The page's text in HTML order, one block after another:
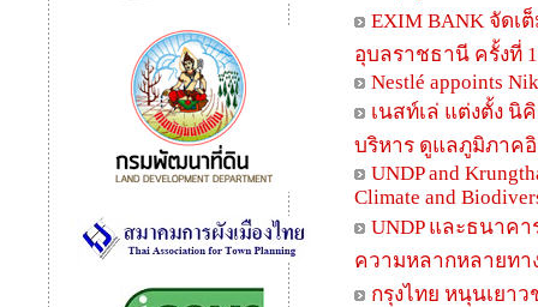
EXIM BANK จัดเ
อุบลราชธานี ครั้งที่
Nestlé appoints
เนสท์เล่ แต่งตั้ง
บริหาร ดูแลภูมิภาค
UNDP and
Climate and
UNDP และธนาค
ความหลากหลายท
กรุงไทย หนุนเยา